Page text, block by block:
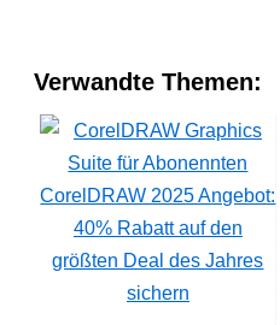
Verwandte Themen:
CorelDRAW 2025 Angebot:
40% Rabatt auf den
größten Deal des Jahres
sichern